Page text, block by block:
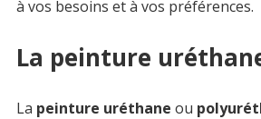
à vos besoins et à vos préférences.
La peinture
La peinture uréthane ou